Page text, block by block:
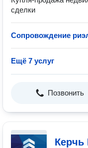
сделки
Сопровождение
Ещё 7 услуг
Позвонить
Керчь